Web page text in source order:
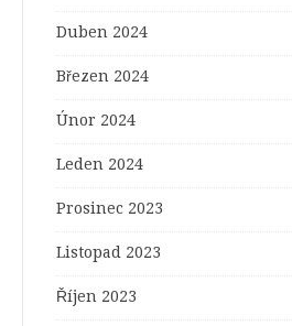
Duben 2024
Březen 2024
Únor 2024
Leden 2024
Prosinec 2023
Listopad 2023
Říjen 2023